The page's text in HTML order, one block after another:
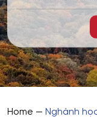
Home — Nghành